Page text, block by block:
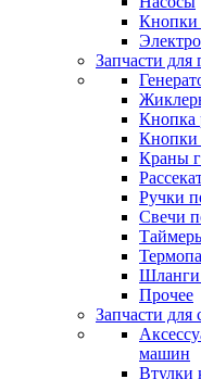
Кнопки
Запчасти для
Кнопка
Кнопки
Краны
Ручки
Свечи
Шланги
Прочее
Запчасти
машин
Втулки